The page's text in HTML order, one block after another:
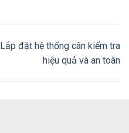
Lắp đặt hệ thống cân kiểm tra
hiệu quả và an toàn